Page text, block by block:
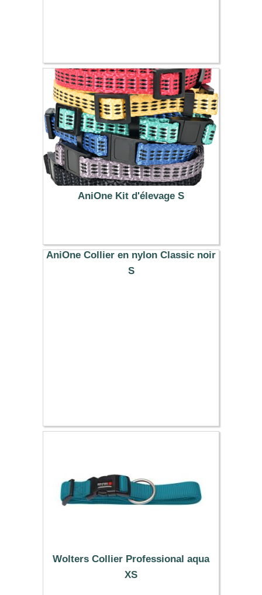
AniOne Kit d'élevage S
8.99 €
AniOne Collier en nylon Classic noir
S
Wolters Collier Professional aqua
XS